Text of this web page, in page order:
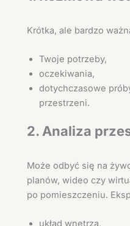
Krótka, ale bardzo
Twoje potrzeby,
oczekiwania,
dotychczasowe
przestrzeni.
2. Analiza
Może odbyć się na
planów, wideo czy
po pomieszczeniu.
układ wnętrza,